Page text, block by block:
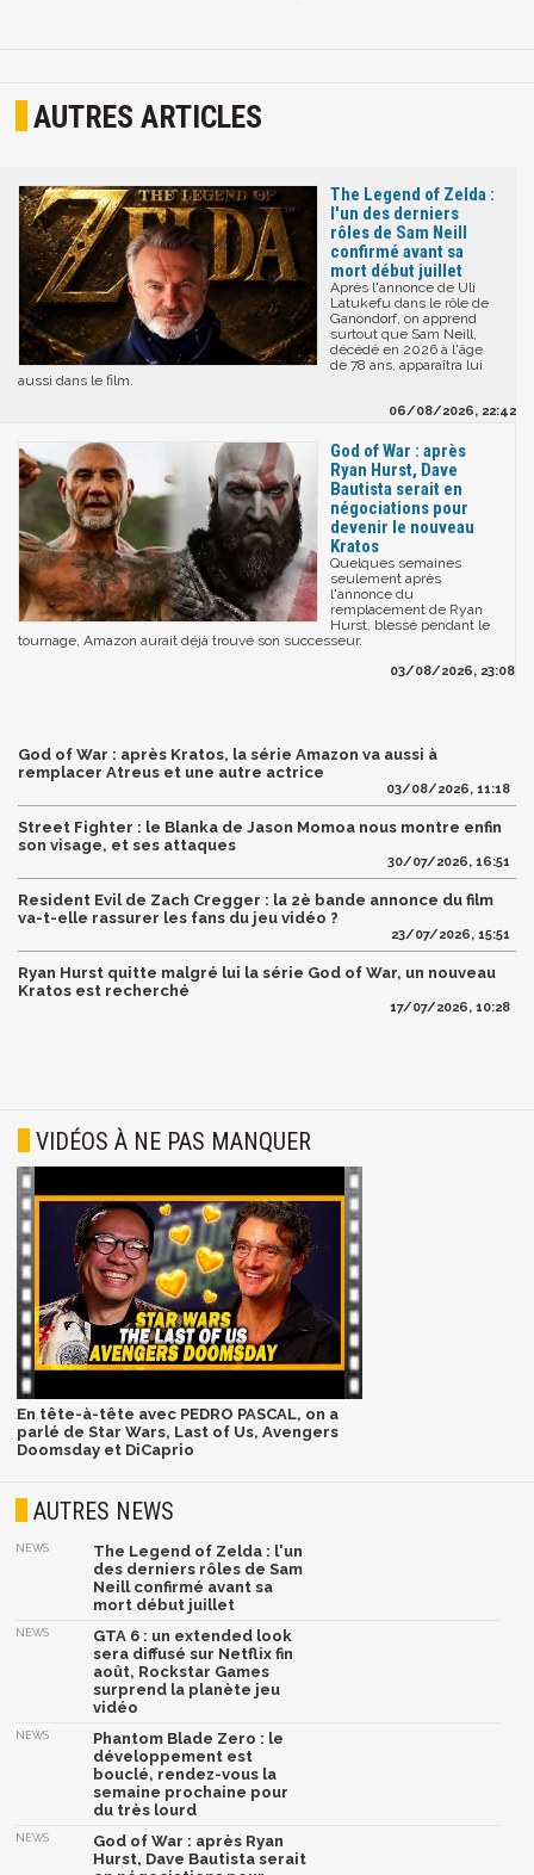
AUTRES ARTICLES
The Legend of Zelda :
l'un des derniers
rôles de Sam Neill
confirmé avant sa
mort début juillet
Après l'annonce de Uli
Latukefu dans le rôle de
Ganondorf, on apprend
surtout que Sam Neill,
décédé en 2026 à l'âge
de 78 ans, apparaîtra lui
aussi dans le film.
06/08/2026, 22:42
God of War : après
Ryan Hurst, Dave
Bautista serait en
négociations pour
devenir le nouveau
Kratos
Quelques semaines
seulement après
l'annonce du
remplacement de Ryan
Hurst, blessé pendant le
tournage, Amazon aurait déjà trouvé son successeur.
03/08/2026, 23:08
God of War : après Kratos, la série Amazon va aussi à
remplacer Atreus et une autre actrice
03/08/2026, 11:18
Street Fighter : le Blanka de Jason Momoa nous montre enfin
son visage, et ses attaques
30/07/2026, 16:51
Resident Evil de Zach Cregger : la 2è bande annonce du film
va-t-elle rassurer les fans du jeu vidéo ?
23/07/2026, 15:51
Ryan Hurst quitte malgré lui la série God of War, un nouveau
Kratos est recherché
17/07/2026, 10:28
VIDÉOS À NE PAS MANQUER
En tête-à-tête avec PEDRO PASCAL, on a
parlé de Star Wars, Last of Us, Avengers
Doomsday et DiCaprio
AUTRES NEWS
NEWS
The Legend of Zelda : l'un
des derniers rôles de Sam
Neill confirmé avant sa
mort début juillet
NEWS
GTA 6 : un extended look
sera diffusé sur Netflix fin
août, Rockstar Games
surprend la planète jeu
vidéo
NEWS
Phantom Blade Zero : le
développement est
bouclé, rendez-vous la
semaine prochaine pour
du très lourd
NEWS
God of War : après Ryan
Hurst, Dave Bautista serait